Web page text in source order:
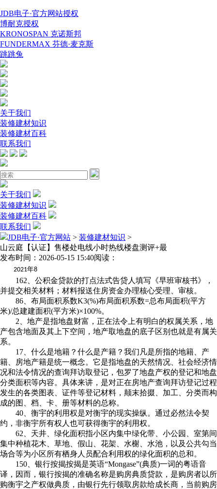
JDB电子·官方网站授权
博耐克授权
KRONOSPAN 克诺斯邦
FUNDERMAX 芬德·麦克斯
跳跳兔
关于我们
装修建材知识
装修建材百科
联系我们
关于我们
装修建材知识
装修建材百科
联系我们
JDB电子·官方网站 > 装修建材知识 >
山云庭【认证】售楼处电线小时热线楼盘测评+最
发布时间：2026-05-15 15:40阅读：
2021年8
162、公积金贷款的打点法式告贷人填写《早班审核书》，
并提交相关材料；材料报送住房资金办理核心受理、审核。
86、布局面积系数K3(%)布局面积系数=总布局面积(平方
米)/总建建面积(平方米)×100%。
2、地产是指地盘财富，正在法令上有明白的权属关系，地
产包含地面及其上下空间，地产取地盘的底子区别也就是有属关
系。
17、什么是地籍？什么是产籍？我们凡是所指的地籍、产
籍、房地产籍是统一概念。它是指地盘的天然情况、社会经济情
况和法令情况的查询拜访取登记，包罗了地盘产权的登记和地盘
分类面积等内容。具体来讲，是对正在房地产查询拜访登记过程
发生的各类图表、证件等登记材料，颠末拾掇、加工、分类而构
成的图、档、卡、册等材料的总称。
40、衡宇的利用权是对衡宇的现实操纵。通过必然法令契
约，非衡宇所有权人也可获得衡宇的利用权。
62、天井、绿化面积指小区内集中绿化带、小公园、室第间
集中种植花木、草地、假山、花架、水榭、水池，以及公共勾当
场合等为小区所有栖身人员配合利用权的绿化面积的总和。
150、银行按揭按揭是英语“Mongase”(典质)一词的粤语音
译，因而，银行按揭的准确名称是购房典质贷款，是购房者以所
购衡宇之产权做典质，由银行先行领取房款给成长商，当前购房